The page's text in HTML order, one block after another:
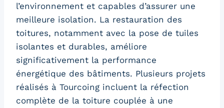
l’environnement et capables d’assurer une
meilleure isolation. La restauration des
toitures, notamment avec la pose de tuiles
isolantes et durables, améliore
significativement la performance
énergétique des bâtiments. Plusieurs projets
réalisés à Tourcoing incluent la réfection
complète de la toiture couplée à une